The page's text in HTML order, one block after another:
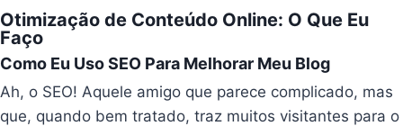
Otimização de Conteúdo Online: O Que Eu
Faço
Como Eu Uso SEO Para Melhorar Meu Blog
Ah, o SEO! Aquele amigo que parece complicado, mas
que, quando bem tratado, traz muitos visitantes para o